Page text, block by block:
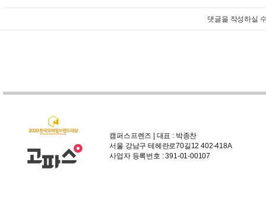
댓글을 작성하실
캠퍼스프렌즈 | 대표 : 박종찬
서울 강남구 테헤란로70길12 402-418A
사업자 등록번호 : 391-01-00107